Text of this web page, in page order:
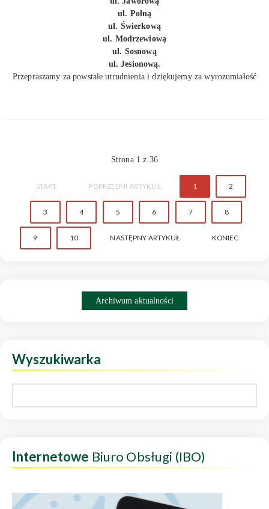
ul. Polną
ul. Świerkową
ul. Modrzewiową
ul. Sosnową
ul. Jesionową.
Przepraszamy za powstałe utrudnienia i dziękujemy za wyrozumiałość
Strona 1 z 36
START POPRZEDNI ARTYKUŁ 1 2
3 4 5 6 7 8
9 10 NASTĘPNY ARTYKUŁ KONIEC
Archiwum aktualności
Wyszukiwarka
Internetowe Biuro Obsługi (IBO)